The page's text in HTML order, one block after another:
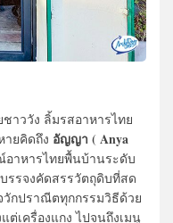
าววัง ลิ้มรสอาหารไทย
ายคิดถึง อัญญา ( Anya
าหารไทยพื้นบ้านระดับ
รรจงคัดสรรวัตถุดิบที่สด
กปราณีตทุกกรรมวิธีด้วย
ต่เครื่องแกง ไปจนถึงเมนู